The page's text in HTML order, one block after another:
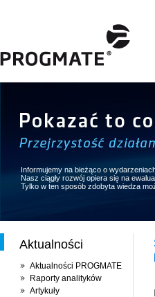
Informujemy na bieżąco o
Nasz ciągły rozwój opiera się na
Tylko w ten sposób zdobyta wiedza
Aktualności
Aktualności PROGMATE
Raporty analityków
Artykuły